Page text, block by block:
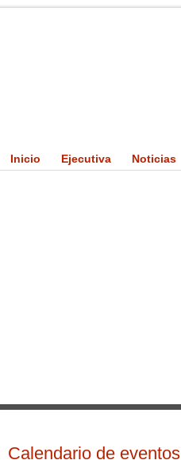
Inicio Ejecutiva Noticias
Calendario de eventos